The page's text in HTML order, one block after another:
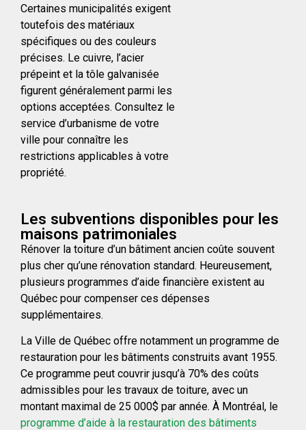
Certaines municipalités exigent
toutefois des matériaux
spécifiques ou des couleurs
précises. Le cuivre, l’acier
prépeint et la tôle galvanisée
figurent généralement parmi les
options acceptées. Consultez le
service d’urbanisme de votre
ville pour connaître les
restrictions applicables à votre
propriété.
Les subventions disponibles pour les
maisons patrimoniales
Rénover la toiture d’un bâtiment ancien coûte souvent
plus cher qu’une rénovation standard. Heureusement,
plusieurs programmes d’aide financière existent au
Québec pour compenser ces dépenses
supplémentaires.
La Ville de Québec offre notamment un programme de
restauration pour les bâtiments construits avant 1955.
Ce programme peut couvrir jusqu’à 70% des coûts
admissibles pour les travaux de toiture, avec un
montant maximal de 25 000$ par année. À Montréal, le
programme d’aide à la restauration des bâtiments